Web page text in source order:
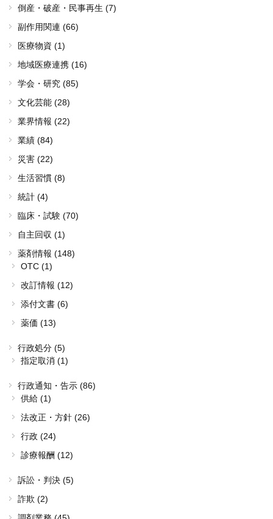
倒産・破産・民事再生 (7)
副作用関連 (66)
医療物資 (1)
地域医療連携 (16)
学会・研究 (85)
文化芸能 (28)
業界情報 (22)
業績 (84)
災害 (22)
生活習慣 (8)
統計 (4)
臨床・試験 (70)
自主回収 (1)
薬剤情報 (148)
OTC (1)
改訂情報 (12)
添付文書 (6)
薬価 (13)
行政処分 (5)
指定取消 (1)
行政通知・告示 (86)
供給 (1)
法改正・方針 (26)
行政 (24)
診療報酬 (12)
訴訟・判決 (5)
詐欺 (2)